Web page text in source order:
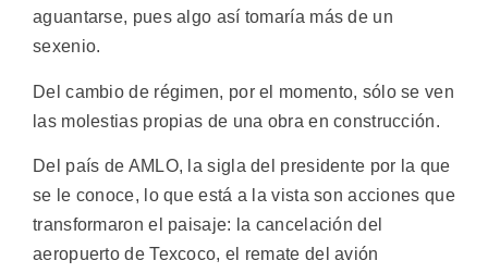
aguantarse, pues algo así tomaría más de un
sexenio.
Del cambio de régimen, por el momento, sólo se ven
las molestias propias de una obra en construcción.
Del país de AMLO, la sigla del presidente por la que
se le conoce, lo que está a la vista son acciones que
transformaron el paisaje: la cancelación del
aeropuerto de Texcoco, el remate del avión